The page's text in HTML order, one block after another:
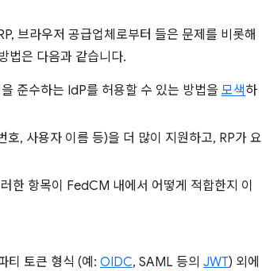
브라우저 공급업체로부터 들은 문제를 비롯해
법은 다음과 같습니다.
준수하는 IdP를 허용할 수 있는 방법을 모색하
, 사용자 이름 등)을 더 많이 지원하고, RP가 요
한 항목이 FedCM 내에서 어떻게 적합한지 이
티 토큰 형식 (예: OIDC, SAML 등의 JWT) 외에